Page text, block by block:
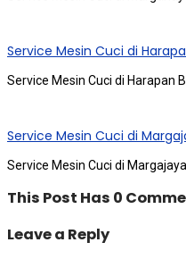
Service Mesin Cuci di
Service Mesin Cuci di Harapan
Service Mesin Cuci di
Service Mesin Cuci di
This Post Has 0
Leave a Reply